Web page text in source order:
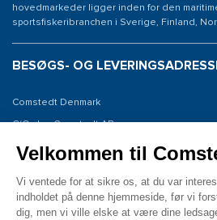
hovedmarkeder ligger inden for den
sportsfiskeribranchen i Sverige, Finland,
BESØGS- OG
Comstedt Denmark
C/O: Jan Comstedt AB
Niels Bohrsvej 7
Denmark